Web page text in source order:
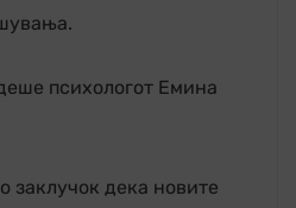
психологот Емина
заклучок дека новите